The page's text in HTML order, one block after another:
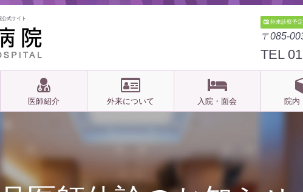
式サイト
外来診察予
〒085-
TEL
医師紹介 外来について 入院・面会 院内